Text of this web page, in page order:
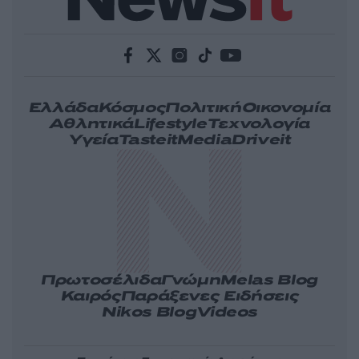
ΕλλάδαΚόσμοςΠολιτικήΟικονομία
ΑθλητικάLifestyleΤεχνολογία
ΥγείαTasteitMediaDriveit
ΠρωτοσέλιδαΓνώμηMelas Blog
ΚαιρόςΠαράξενες Ειδήσεις
Nikos BlogVideos